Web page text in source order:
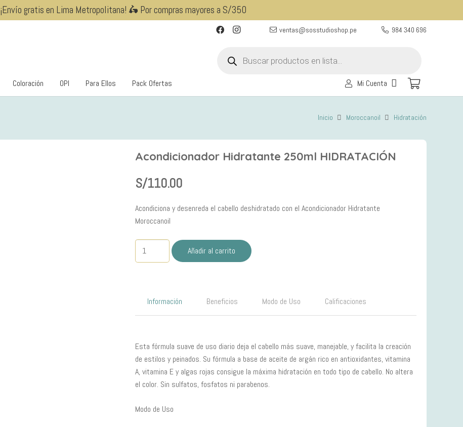
¡Envío gratis en Lima Metropolitana! 🛵 Por compras mayores a S/350
ventas@sosstudioshop.pe 984 340 696
productos
Coloración OPI Para Ellos Pack Ofertas Mi Cuenta
Inicio Moroccanoil Hidratación
Acondicionador Hidratante 250ml HIDRATACIÓN
S/110.00
Acondiciona y desenreda el cabello deshidratado con el Acondicionador Hidratante
Moroccanoil
Acondicionador
Hidratante
Añadir al carrito
Información Beneficios Modo de Uso Calificaciones
Esta fórmula suave de uso diario deja el cabello más suave, manejable, y facilita la creación
de estilos y peinados. Su fórmula a base de aceite de argán rico en antioxidantes, vitamina
A, vitamina E y algas rojas consigue la máxima hidratación en todo tipo de cabello. No altera
el color. Sin sulfatos, fosfatos ni parabenos.
Modo de Uso